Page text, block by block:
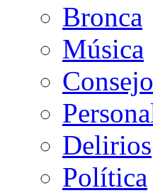
Bronca
Música
Delirios
Política